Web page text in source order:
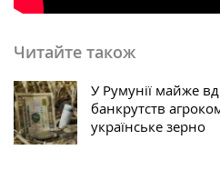
Читайте також
У Румунії майже
банкрутств
українське зерно